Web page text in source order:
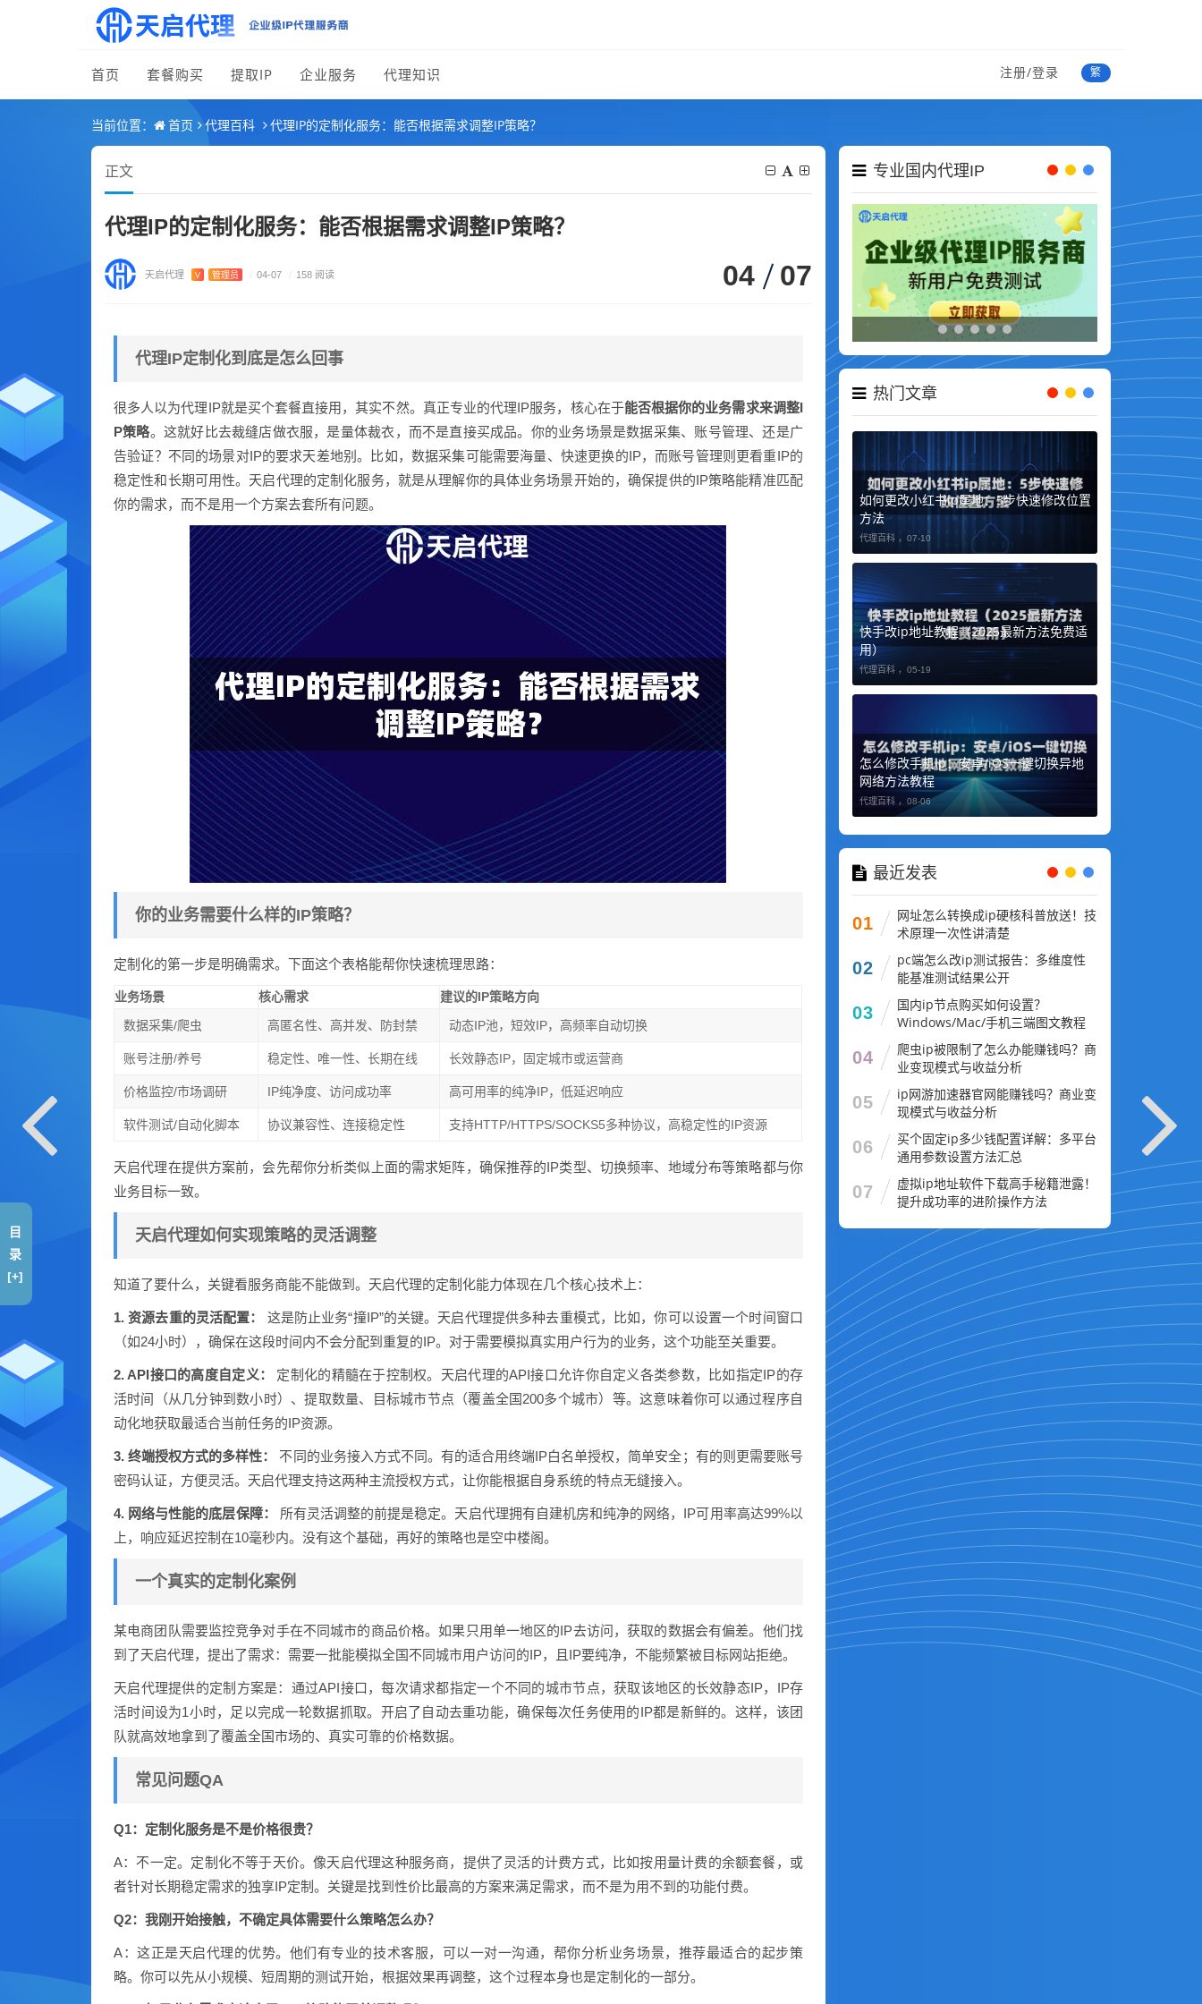
首页 套餐购买 提取IP 企业服务 代理知识 注册/登录 繁
当前位置： 首页 代理百科 代理IP的定制化服务：能否根据需求调整IP策略？
正文
代理IP的定制化服务：能否根据需求调整IP策略？
天启代理 V 管理员 / 04-07 / 158 阅读 04 07
代理IP定制化到底是怎么回事
很多人以为代理IP就是买个套餐直接用，其实不然。真正专业的代理IP服务，核心在于能否根据你的业务需求来调整I
P策略。这就好比去裁缝店做衣服，是量体裁衣，而不是直接买成品。你的业务场景是数据采集、账号管理、还是广
告验证？不同的场景对IP的要求天差地别。比如，数据采集可能需要海量、快速更换的IP，而账号管理则更看重IP的
稳定性和长期可用性。天启代理的定制化服务，就是从理解你的具体业务场景开始的，确保提供的IP策略能精准匹配
你的需求，而不是用一个方案去套所有问题。
你的业务需要什么样的IP策略？
定制化的第一步是明确需求。下面这个表格能帮你快速梳理思路：
业务场景 核心需求
建议的IP策略方向
数据采集/爬虫
高匿名性、高并发、防封禁 动态IP池，短效IP，高频率自动切换
账号注册/养号 稳定性、唯一性、长期在线 长效静态IP，固定城市或运营商
价格监控/市场调研 IP纯净度、访问成功率 高可用率的纯净IP，低延迟响应
软件测试/自动化脚本 协议兼容性、连接稳定性 支持HTTP/HTTPS/SOCKS5多种协议，高稳定性的IP资源
天启代理在提供方案前，会先帮你分析类似上面的需求矩阵，确保推荐的IP类型、切换频率、地域分布等策略都与你
业务目标一致。
天启代理如何实现策略的灵活调整
知道了要什么，关键看服务商能不能做到。天启代理的定制化能力体现在几个核心技术上：
1. 资源去重的灵活配置：
这是防止业务“撞IP”的关键。天启代理提供多种去重模式，比如，你可以设置一个时间窗口
（如24小时），确保在这段时间内不会分配到重复的IP。对于需要模拟真实用户行为的业务，这个功能至关重要。
2. API接口的高度自定义：
定制化的精髓在于控制权。天启代理的API接口允许你自定义各类参数，比如指定IP的存
活时间（从几分钟到数小时）、提取数量、目标城市节点（覆盖全国200多个城市）等。这意味着你可以通过程序自
动化地获取最适合当前任务的IP资源。
3. 终端授权方式的多样性：
不同的业务接入方式不同。有的适合用终端IP白名单授权，简单安全；有的则更需要账号
密码认证，方便灵活。天启代理支持这两种主流授权方式，让你能根据自身系统的特点无缝接入。
4. 网络与性能的底层保障：
所有灵活调整的前提是稳定。天启代理拥有自建机房和纯净的网络，IP可用率高达99%以
上，响应延迟控制在10毫秒内。没有这个基础，再好的策略也是空中楼阁。
一个真实的定制化案例
某电商团队需要监控竞争对手在不同城市的商品价格。如果只用单一地区的IP去访问，获取的数据会有偏差。他们找
到了天启代理，提出了需求：需要一批能模拟全国不同城市用户访问的IP，且IP要纯净，不能频繁被目标网站拒绝。
天启代理提供的定制方案是：通过API接口，每次请求都指定一个不同的城市节点，获取该地区的长效静态IP，IP存
活时间设为1小时，足以完成一轮数据抓取。开启了自动去重功能，确保每次任务使用的IP都是新鲜的。这样，该团
队就高效地拿到了覆盖全国市场的、真实可靠的价格数据。
常见问题QA
Q1：定制化服务是不是价格很贵？
A：不一定。定制化不等于天价。像天启代理这种服务商，提供了灵活的计费方式，比如按用量计费的余额套餐，或
者针对长期稳定需求的独享IP定制。关键是找到性价比最高的方案来满足需求，而不是为用不到的功能付费。
Q2：我刚开始接触，不确定具体需要什么策略怎么办？
A：这正是天启代理的优势。他们有专业的技术客服，可以一对一沟通，帮你分析业务场景，推荐最适合的起步策
略。你可以先从小规模、短周期的测试开始，根据效果再调整，这个过程本身也是定制化的一部分。
专业国内代理IP
热门文章
如何更改小红书ip属地：5步快速修改位置
方法
代理百科 ， 07-10
快手改ip地址教程（2025最新方法免费适
用）
代理百科 ， 05-19
怎么修改手机ip：安卓/iOS一键切换异地
网络方法教程
代理百科 ， 08-06
最近发表
01
网址怎么转换成ip硬核科普放送！技
术原理一次性讲清楚
02
pc端怎么改ip测试报告：多维度性
能基准测试结果公开
03
国内ip节点购买如何设置？
Windows/Mac/手机三端图文教程
04
爬虫ip被限制了怎么办能赚钱吗？商
业变现模式与收益分析
05
ip网游加速器官网能赚钱吗？商业变
现模式与收益分析
06
买个固定ip多少钱配置详解：多平台
通用参数设置方法汇总
07
虚拟ip地址软件下载高手秘籍泄露！
提升成功率的进阶操作方法
目
录
[+]